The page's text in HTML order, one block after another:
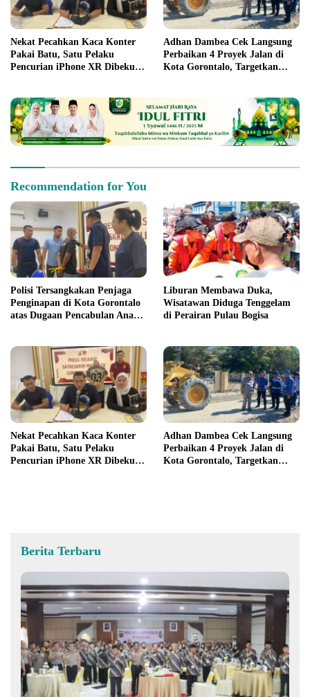
Nekat Pecahkan Kaca Konter
Pakai Batu, Satu Pelaku
Pencurian iPhone XR Dibekuk
Adhan Dambea Cek Langsung
Perbaikan 4 Proyek Jalan di
Kota Gorontalo, Targetkan
Recommendation for You
Polisi Tersangkakan Penjaga
Penginapan di Kota Gorontalo
atas Dugaan Pencabulan Anak
Liburan Membawa Duka,
Wisatawan Diduga Tenggelam
di Perairan Pulau Bogisa
Nekat Pecahkan Kaca Konter
Pakai Batu, Satu Pelaku
Pencurian iPhone XR Dibekuk
Adhan Dambea Cek Langsung
Perbaikan 4 Proyek Jalan di
Kota Gorontalo, Targetkan
Berita Terbaru